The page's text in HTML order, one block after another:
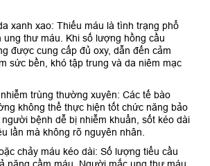
xanh xao: Thiếu máu là tình trạng phổ
ung thư máu. Khi số lượng hồng cầu
được cung cấp đủ oxy, dẫn đến cảm
sức bền, khó tập trung và da niêm mạc
trùng thường xuyên: Các tế bào
không thể thực hiện tốt chức năng bảo
bệnh dễ bị nhiễm khuẩn, sốt kéo dài
lần mà không rõ nguyên nhân.
chảy máu kéo dài: Số lượng tiểu cầu